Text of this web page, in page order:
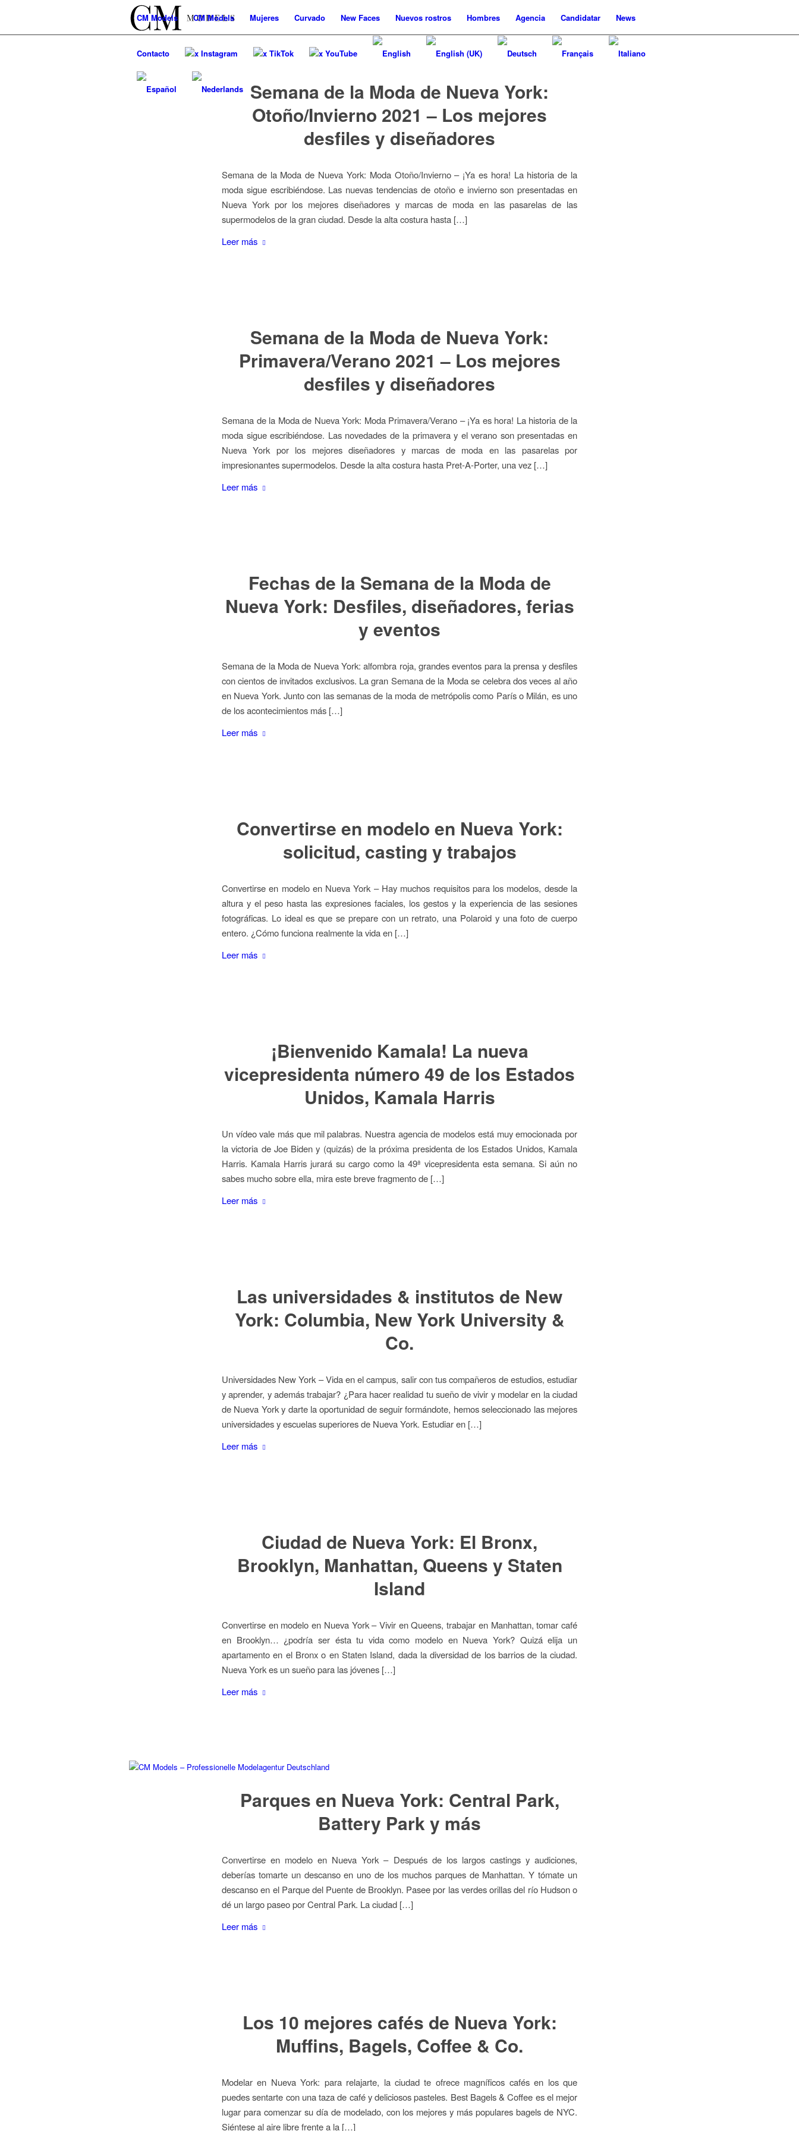
CMModels CMModels Mujeres Curvado New Faces Nuevos rostros Hombres Agencia Candidatar News
Contacto x Instagram x TikTok x YouTube
Semana de la Moda de Nueva York:
Otoño/Invierno 2021 – Los mejores
desfiles y diseñadores
Semana de la Moda de Nueva York: Moda Otoño/Invierno – ¡Ya es hora! La historia de la
moda sigue escribiéndose. Las nuevas tendencias de otoño e invierno son presentadas en
Nueva York por los mejores diseñadores y marcas de moda en las pasarelas de las
supermodelos de la gran ciudad. Desde la alta costura hasta […]
Leer más
Semana de la Moda de Nueva York:
Primavera/Verano 2021 – Los mejores
desfiles y diseñadores
Semana de la Moda de Nueva York: Moda Primavera/Verano – ¡Ya es hora! La historia de la
moda sigue escribiéndose. Las novedades de la primavera y el verano son presentadas en
Nueva York por los mejores diseñadores y marcas de moda en las pasarelas por
impresionantes supermodelos. Desde la alta costura hasta Pret-A-Porter, una vez […]
Leer más
Fechas de la Semana de la Moda de
Nueva York: Desfiles, diseñadores, ferias
y eventos
Semana de la Moda de Nueva York: alfombra roja, grandes eventos para la prensa y desfiles
con cientos de invitados exclusivos. La gran Semana de la Moda se celebra dos veces al año
en Nueva York. Junto con las semanas de la moda de metrópolis como París o Milán, es uno
de los acontecimientos más […]
Leer más
Convertirse en modelo en Nueva York:
solicitud, casting y trabajos
Convertirse en modelo en Nueva York – Hay muchos requisitos para los modelos, desde la
altura y el peso hasta las expresiones faciales, los gestos y la experiencia de las sesiones
fotográficas. Lo ideal es que se prepare con un retrato, una Polaroid y una foto de cuerpo
entero. ¿Cómo funciona realmente la vida en […]
Leer más
¡Bienvenido Kamala! La nueva
vicepresidenta número 49 de los Estados
Unidos, Kamala Harris
Un vídeo vale más que mil palabras. Nuestra agencia de modelos está muy emocionada por
la victoria de Joe Biden y (quizás) de la próxima presidenta de los Estados Unidos, Kamala
Harris. Kamala Harris jurará su cargo como la 49ª vicepresidenta esta semana. Si aún no
sabes mucho sobre ella, mira este breve fragmento de […]
Leer más
Las universidades & institutos de New
York: Columbia, New York University &
Co.
Universidades New York – Vida en el campus, salir con tus compañeros de estudios, estudiar
y aprender, y además trabajar? ¿Para hacer realidad tu sueño de vivir y modelar en la ciudad
de Nueva York y darte la oportunidad de seguir formándote, hemos seleccionado las mejores
universidades y escuelas superiores de Nueva York. Estudiar en […]
Leer más
Ciudad de Nueva York: El Bronx,
Brooklyn, Manhattan, Queens y Staten
Island
Convertirse en modelo en Nueva York – Vivir en Queens, trabajar en Manhattan, tomar café
en Brooklyn… ¿podría ser ésta tu vida como modelo en Nueva York? Quizá elija un
apartamento en el Bronx o en Staten Island, dada la diversidad de los barrios de la ciudad.
Nueva York es un sueño para las jóvenes […]
Leer más
Parques en Nueva York: Central Park,
Battery Park y más
Convertirse en modelo en Nueva York – Después de los largos castings y audiciones,
deberías tomarte un descanso en uno de los muchos parques de Manhattan. Y tómate un
descanso en el Parque del Puente de Brooklyn. Pasee por las verdes orillas del río Hudson o
dé un largo paseo por Central Park. La ciudad […]
Leer más
Los 10 mejores cafés de Nueva York:
Muffins, Bagels, Coffee & Co.
Modelar en Nueva York: para relajarte, la ciudad te ofrece magníficos cafés en los que
puedes sentarte con una taza de café y deliciosos pasteles. Best Bagels & Coffee es el mejor
lugar para comenzar su día de modelado, con los mejores y más populares bagels de NYC.
Siéntese al aire libre frente a la […]